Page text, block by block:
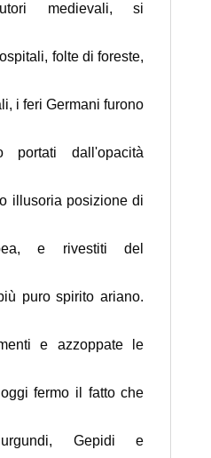
medievali, si
folte di foreste,
i feri Germani furono
portati dall'opacità
illusoria posizione di
e rivestiti del
puro spirito ariano.
e azzoppate le
fermo il fatto che
Gepidi e